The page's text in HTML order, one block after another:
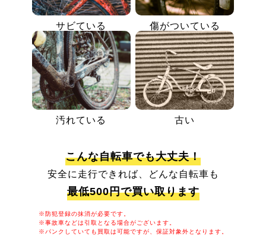
サビている 傷がついている
汚れている 古い
こんな自転車でも大丈夫！
安全に走行できれば、どんな自転車も
最低500円で買い取ります
※防犯登録の抹消が必要です。
※事故車などは引取となる場合がございます。
※パンクしていても買取は可能ですが、保証対象外となります。